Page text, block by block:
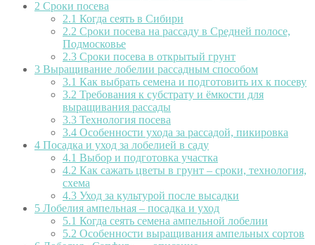
2 Сроки посева
2.1 Когда сеять в Сибири
2.2 Сроки посева на рассаду в Средней полосе,
Подмосковье
2.3 Сроки посева в открытый грунт
3 Выращивание лобелии рассадным способом
3.1 Как выбрать семена и подготовить их к посеву
3.2 Требования к субстрату и ёмкости для
выращивания рассады
3.3 Технология посева
3.4 Особенности ухода за рассадой, пикировка
4 Посадка и уход за лобелией в саду
4.1 Выбор и подготовка участка
4.2 Как сажать цветы в грунт – сроки, технология,
схема
4.3 Уход за культурой после высадки
5 Лобелия ампельная – посадка и уход
5.1 Когда сеять семена ампельной лобелии
5.2 Особенности выращивания ампельных сортов